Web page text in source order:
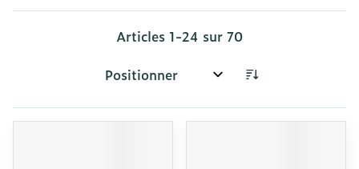
Articles 1-24 sur 70
Trier par: